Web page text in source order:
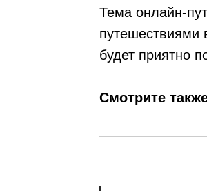
Тема онлайн-
путешествиями
будет приятно
Смотрите